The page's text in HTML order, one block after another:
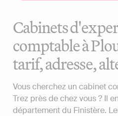
Cabinets
comptable à
tarif, adresse,
Vous cherchez un cabinet
Trez près de chez vous ? Il
département du Finistère.